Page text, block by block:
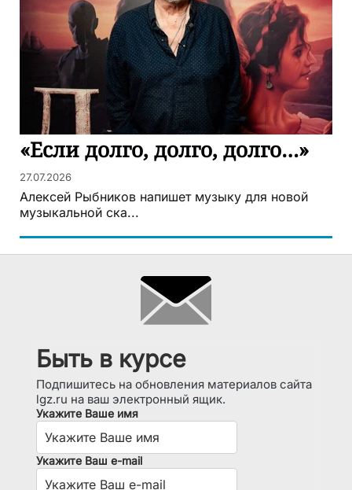
«Если долго, долго, долго…»
27.07.2026
Алексей Рыбников напишет музыку для новой
музыкальной ска...
Быть в курсе
Подпишитесь на обновления материалов сайта
lgz.ru на ваш электронный ящик.
Укажите Ваше имя
Укажите Ваш e-mail